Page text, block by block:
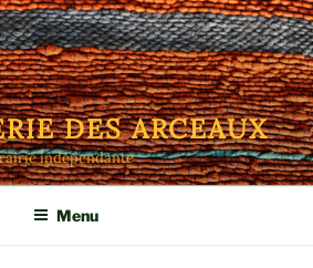
DES ARCEAUX
indépendante
Menu